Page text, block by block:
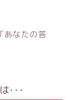
あなたの答
･･･